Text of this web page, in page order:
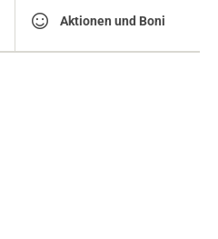
Aktionen und Boni